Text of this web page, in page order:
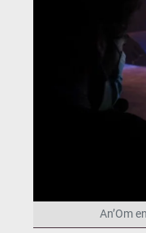
An’Om